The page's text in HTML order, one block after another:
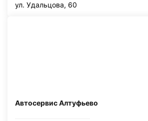
ул. Удальцова, 60
Автосервис Алтуфьево